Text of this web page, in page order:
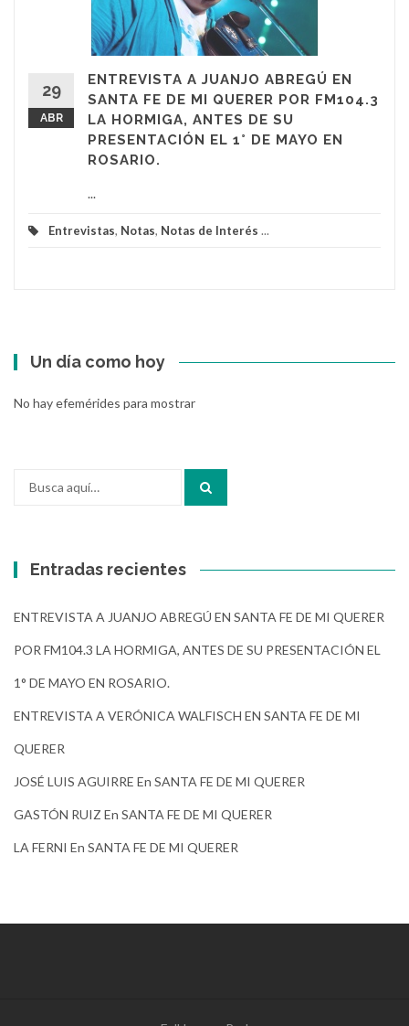
29
ABR
ENTREVISTA A JUANJO ABREGÚ EN
SANTA FE DE MI QUERER POR FM104.3
LA HORMIGA, ANTES DE SU
PRESENTACIÓN EL 1° DE MAYO EN
ROSARIO.
...
Entrevistas, Notas, Notas de Interés ...
Un día como hoy
No hay efemérides para mostrar
Entradas recientes
ENTREVISTA A JUANJO ABREGÚ EN SANTA FE DE MI QUERER
POR FM104.3 LA HORMIGA, ANTES DE SU PRESENTACIÓN EL
1° DE MAYO EN ROSARIO.
ENTREVISTA A VERÓNICA WALFISCH EN SANTA FE DE MI
QUERER
JOSÉ LUIS AGUIRRE En SANTA FE DE MI QUERER
GASTÓN RUIZ En SANTA FE DE MI QUERER
LA FERNI En SANTA FE DE MI QUERER